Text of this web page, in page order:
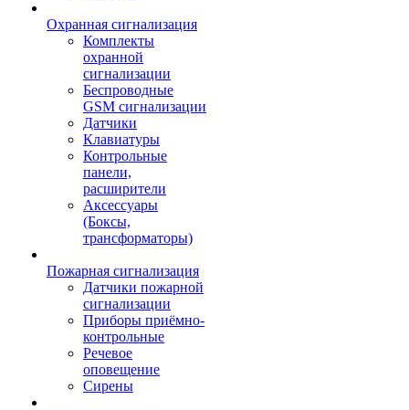
Охранная сигнализация
Комплекты
охранной
сигнализации
Беспроводные
GSM сигнализации
Датчики
Клавиатуры
Контрольные
панели,
расширители
Аксессуары
(Боксы,
трансформаторы)
Пожарная сигнализация
Датчики пожарной
сигнализации
Приборы приёмно-
контрольные
Речевое
оповещение
Сирены